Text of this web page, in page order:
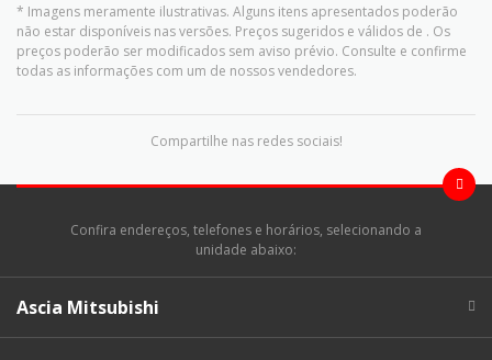
* Imagens meramente ilustrativas. Alguns itens apresentados poderão
não estar disponíveis nas versões. Preços sugeridos e válidos de . Os
preços poderão ser modificados sem aviso prévio. Consulte e confirme
todas as informações com um de nossos vendedores.
Compartilhe nas redes sociais!
Confira endereços, telefones e horários, selecionando a
unidade abaixo:
Ascia Mitsubishi